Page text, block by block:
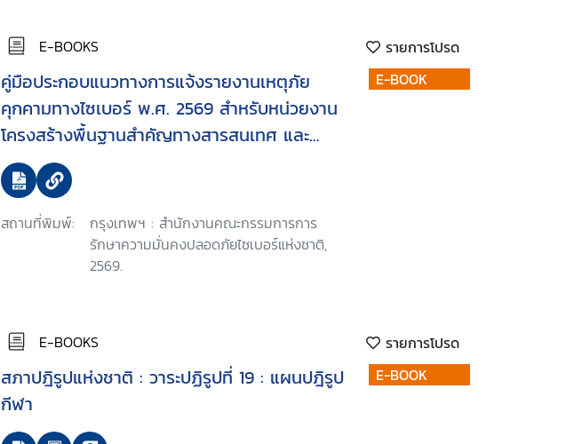
E-BOOKS รายการโปรด
คู่มือประกอบแนวทางการแจ้งรายงานเหตุภัย
คุกคามทางไซเบอร์ พ.ศ. 2569 สำหรับหน่วยงาน
โครงสร้างพื้นฐานสำคัญทางสารสนเทศ และ
หน่วยงานของรัฐ
สถานที่พิมพ์:
กรุงเทพฯ : สำนักงานคณะกรรมการการ
รักษาความมั่นคงปลอดภัยไซเบอร์แห่งชาติ,
2569.
E-BOOK
E-BOOKS รายการโปรด
สภาปฎิรูปแห่งชาติ : วาระปฏิรูปที่ 19 : แผนปฎิรูป
กีฬา
E-BOOK